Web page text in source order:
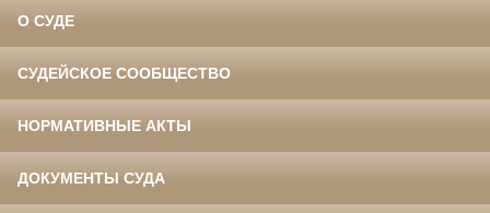
О СУДЕ
СУДЕЙСКОЕ СООБЩЕСТВО
НОРМАТИВНЫЕ АКТЫ
ДОКУМЕНТЫ СУДА